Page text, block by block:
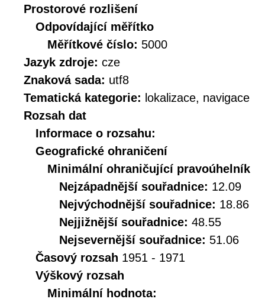
Prostorové rozlišení
Odpovídající měřítko
Měřítkové číslo: 5000
Jazyk zdroje: cze
Znaková sada: utf8
Tematická kategorie: lokalizace, navigace
Rozsah dat
Informace o rozsahu:
Geografické ohraničení
Minimální ohraničující pravoúhelník
Nejzápadnější souřadnice: 12.09
Nejvýchodnější souřadnice: 18.86
Nejjižnější souřadnice: 48.55
Nejsevernější souřadnice: 51.06
Časový rozsah 1951 - 1971
Výškový rozsah
Minimální hodnota: